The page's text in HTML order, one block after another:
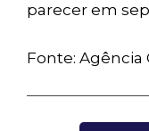
parecer em
Fonte: Agência